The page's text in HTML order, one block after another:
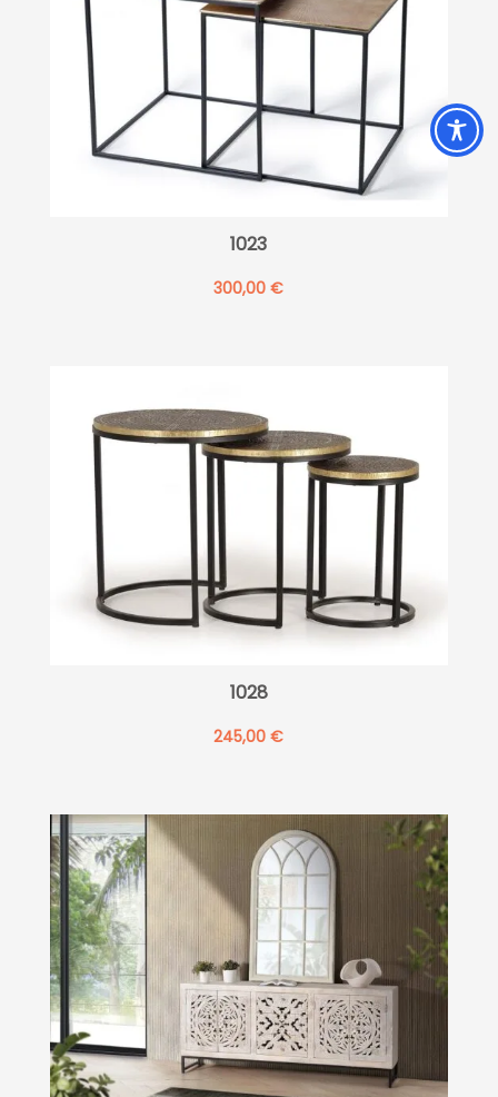
1023
300,00€
1028
245,00€